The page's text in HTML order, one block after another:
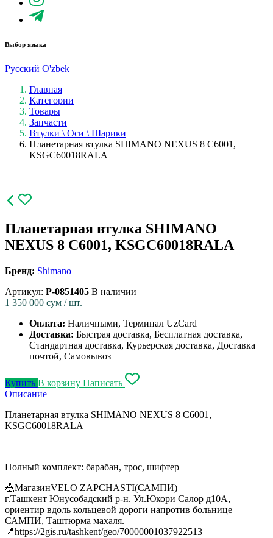
Выбор языка
Русский O'zbek
Главная
Категории
Товары
Запчасти
Втулки \ Оси \ Шарики
Планетарная втулка SHIMANO NEXUS 8 C6001,
KSGC60018RALA
Планетарная втулка SHIMANO
NEXUS 8 C6001, KSGC60018RALA
Бренд: Shimano
Артикул: P-0851405 В наличии
1 350 000 сум / шт.
Оплата: Наличными, Терминал UzCard
Доставка: Быстрая доставка, Бесплатная доставка,
Стандартная доставка, Курьерская доставка, Доставка
почтой, Самовывоз
Купить В корзину Написать
Описание
Планетарная втулка SHIMANO NEXUS 8 C6001,
KSGC60018RALA
Полный комплект: барабан, трос, шифтер
🎪МагазинVELO ZAPCHASTI(САМПИ)
г.Ташкент Юнусобадский р-н. Ул.Юкори Салор д10А,
ориентир вдоль кольцевой дороги напротив больнице
САМПИ, Таштюрма махаля.
📍https://2gis.ru/tashkent/geo/70000001037922513